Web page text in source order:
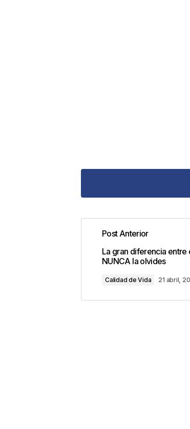
Tu dirección de
con*
Comentario*
Post Anterior
La gran diferencia entre
NUNCA la olvides
Calidad de Vida 21 abril,